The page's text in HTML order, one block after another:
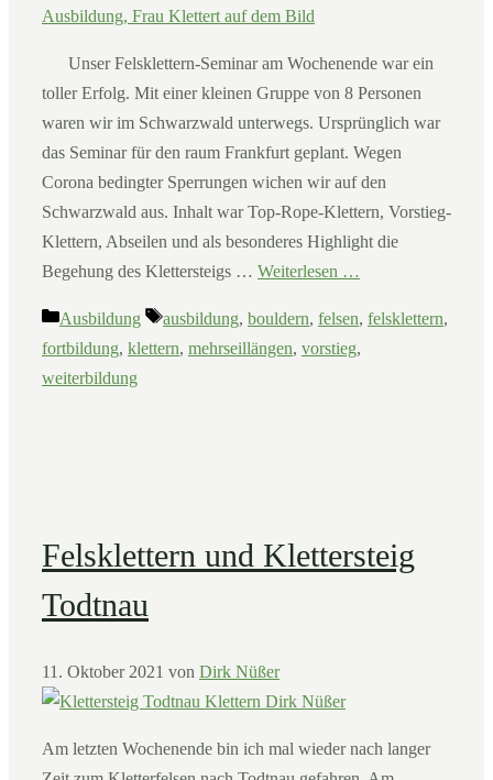
Unser Felsklettern-Seminar am Wochenende war ein
toller Erfolg. Mit einer kleinen Gruppe von 8 Personen
waren wir im Schwarzwald unterwegs. Ursprünglich war
das Seminar für den raum Frankfurt geplant. Wegen
Corona bedingter Sperrungen wichen wir auf den
Schwarzwald aus. Inhalt war Top-Rope-Klettern, Vorstieg-
Klettern, Abseilen und als besonderes Highlight die
Begehung des Klettersteigs … Weiterlesen …
Kategorien
Ausbildung Schlagwörter
ausbildung, bouldern, felsen, felsklettern,
fortbildung, klettern, mehrseillängen, vorstieg,
weiterbildung
Felsklettern und Klettersteig
Todtnau
11. Oktober 2021 von Dirk Nüßer
Am letzten Wochenende bin ich mal wieder nach langer